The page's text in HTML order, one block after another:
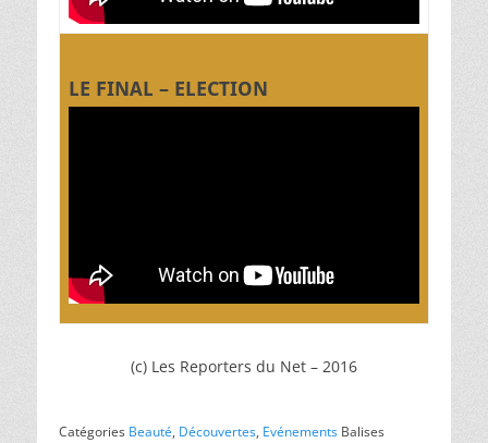
LE FINAL – ELECTION
(c) Les Reporters du Net – 2016
Catégories Beauté, Découvertes, Evénements Balises